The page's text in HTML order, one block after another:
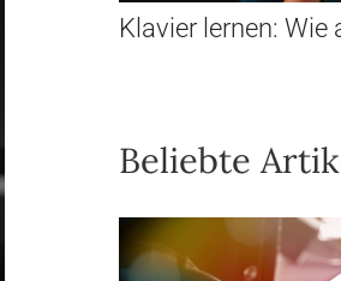
Klavier lernen: Wie
Beliebte